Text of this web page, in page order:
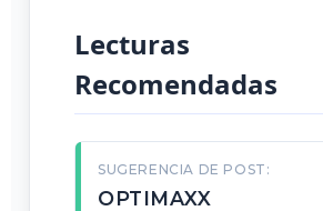
Lecturas
Recomendadas
SUGERENCIA DE POST:
OPTIMAXX